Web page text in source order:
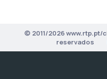
© 2011/2026
reservados